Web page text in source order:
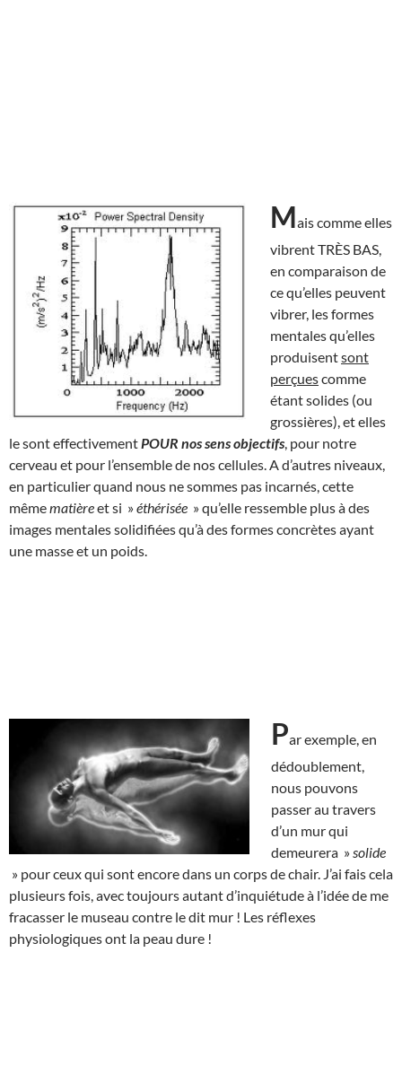
Mais comme elles
vibrent TRÈS BAS,
en comparaison de
ce qu’elles peuvent
vibrer, les formes
mentales qu’elles
produisentsont
perçuescomme
étant solides (ou
grossières), et elles
le sont effectivement POUR nos sens objectifs , pour notre
cerveau et pour l’ensemble de nos cellules. A d’autres niveaux,
en particulier quand nous ne sommes pas incarnés, cette
mêmematièreet si »éthérisée » qu’elle ressemble plus à des
images mentales solidifiées qu’à des formes concrètes ayant
une masse et un poids.
Par exemple, en
dédoublement,
nous pouvons
passer au travers
d’un mur qui
demeurera » solide
» pour ceux qui sont encore dans un corps de chair. J’ai fais cela
plusieurs fois, avec toujours autant d’inquiétude à l’idée de me
fracasser le museau contre le dit mur ! Les réflexes
physiologiques ont la peau dure !